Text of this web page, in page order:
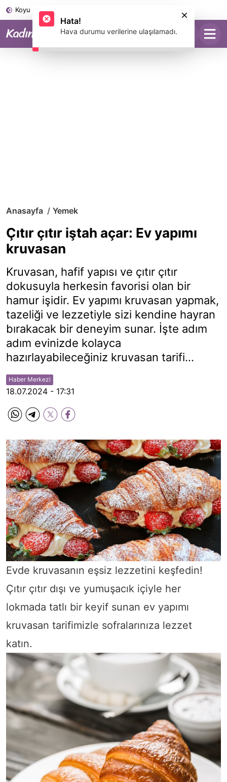
Koyu Mod
Anasayfa Yemek
Çıtır çıtır iştah açar: Ev yapımı
kruvasan
Kruvasan, hafif yapısı ve çıtır çıtır
dokusuyla herkesin favorisi olan bir
hamur işidir. Ev yapımı kruvasan yapmak,
tazeliği ve lezzetiyle sizi kendine hayran
bırakacak bir deneyim sunar. İşte adım
adım evinizde kolayca
hazırlayabileceğiniz kruvasan tarifi...
Haber Merkezi
18.07.2024 - 17:31
Evde kruvasanın eşsiz lezzetini keşfedin!
Çıtır çıtır dışı ve yumuşacık içiyle her
lokmada tatlı bir keyif sunan ev yapımı
kruvasan tarifimizle sofralarınıza lezzet
katın.